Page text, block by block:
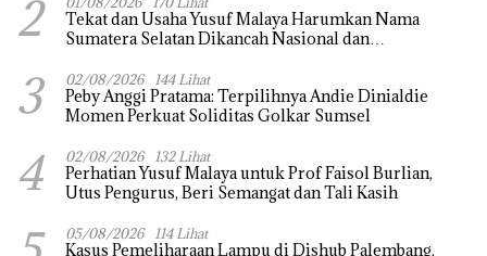
2
Tekat dan Usaha Yusuf Malaya Harumkan Nama
Sumatera Selatan Dikancah Nasional dan
3 02/08/2026 144 Lihat
Peby Anggi Pratama: Terpilihnya Andie Dinialdie
Momen Perkuat Soliditas Golkar Sumsel
4 02/08/2026 132 Lihat
Perhatian Yusuf Malaya untuk Prof Faisol Burlian,
Utus Pengurus, Beri Semangat dan Tali Kasih
05/08/2026 114 Lihat
Kasus Pemeliharaan Lampu di Dishub Palembang,